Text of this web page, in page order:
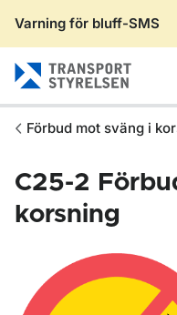
Varning för bluff-SMS
Förbud mot sväng i
C25-2
korsning